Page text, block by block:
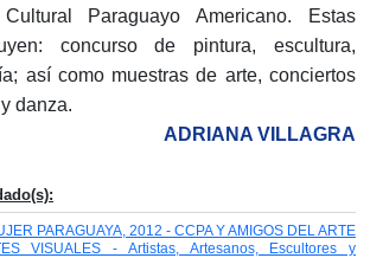
Paraguayo Americano. Estas
concurso de pintura, escultura,
así como muestras de arte, conciertos
danza.
ADRIANA VILLAGRA
PARAGUAYA, 2012 - CCPA Y AMIGOS DEL ARTE
VISUALES - Artistas, Artesanos, Escultores y